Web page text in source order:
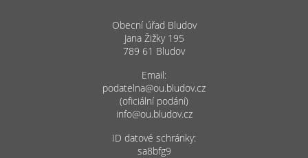
Obecní úřad Bludov
Jana Žižky 195
789 61 Bludov
Email:
podatelna@ou.bludov.cz
(oficiální podání)
info@ou.bludov.cz
ID datové schránky:
sa8bfg9